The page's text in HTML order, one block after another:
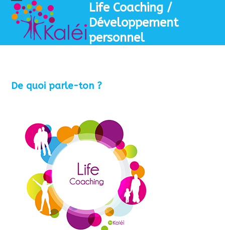
content
Open
mobile
menu
Close
mobile
menu
Life Coaching /
Développement
personnel
De quoi parle-ton ?